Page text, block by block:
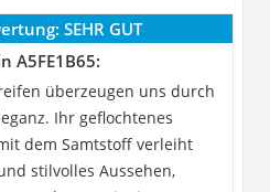
SEHR GUT
A5FE1B65:
überzeugen uns durch
Ihr geflochtenes
dem Samtstoff verleiht
stilvolles Aussehen,